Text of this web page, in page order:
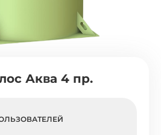
Аква 4 пр.